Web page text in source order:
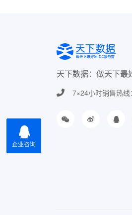
天下数据：做天下最
7×24小时销售热